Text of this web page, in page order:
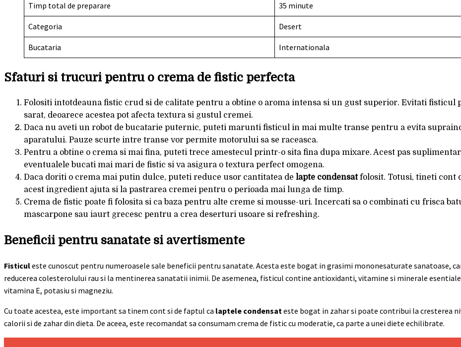
Timp total de preparare 35 minute
Categoria Desert
Bucataria Internationala
Sfaturi si trucuri pentru o crema de fistic perfecta
Folositi intotdeauna fistic crud si de calitate pentru a obtine o aroma intensa si un gust superior. Evitati fisticul
sarat, deoarece acestea pot afecta textura si gustul cremei.
Daca nu aveti un robot de bucatarie puternic, puteti marunti fisticul in mai multe transe pentru a evita
aparatului. Pauze scurte intre transe vor permite motorului sa se raceasca.
Pentru a obtine o crema si mai fina, puteti trece amestecul printr-o sita fina dupa mixare. Acest pas
eventualele bucati mai mari de fistic si va asigura o textura perfect omogena.
Daca doriti o crema mai putin dulce, puteti reduce usor cantitatea de lapte condensatfolosit. Totusi, tineti cont
acest ingredient ajuta si la pastrarea cremei pentru o perioada mai lunga de timp.
Crema de fistic poate fi folosita si ca baza pentru alte creme si mousse-uri. Incercati sa o combinati cu frisca
mascarpone sau iaurt grecesc pentru a crea deserturi usoare si refreshing.
Beneficii pentru sanatate si avertismente
Fisticuleste cunoscut pentru numeroasele sale beneficii pentru sanatate. Acesta este bogat in grasimi mononesaturate sanatoase,
reducerea colesterolului rau si la mentinerea sanatatii inimii. De asemenea, fisticul contine antioxidanti, vitamine si minerale
vitamina E, potasiu si magneziu.
Cu toate acestea, este important sa tinem cont si de faptul ca laptele condensat este bogat in zahar si poate contribui la cresterea
calorii si de zahar din dieta. De aceea, este recomandat sa consumam crema de fistic cu moderatie, ca parte a unei diete echilibrate.